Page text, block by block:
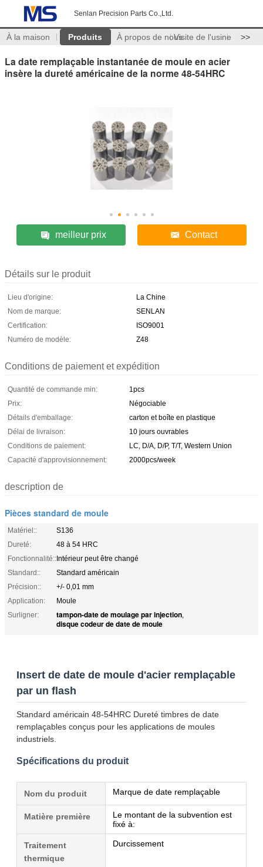
Senlan Precision Parts Co.,Ltd.
À la maison Produits À propos de nousVisite de l'usine >>
La date remplaçable instantanée de moule en acier
insère la dureté américaine de la norme 48-54HRC
meilleur prix Contact
Détails sur le produit
Lieu d'origine:
La Chine
Nom de marque:
SENLAN
Certification:
ISO9001
Numéro de modèle:
Z48
Conditions de paiement et expédition
Quantité de commande min:
1pcs
Prix:
Négociable
Détails d'emballage:
carton et boîte en plastique
Délai de livraison:
10 jours ouvrables
Conditions de paiement:
LC, D/A, D/P, T/T, Western Union
Capacité d'approvisionnement:
2000pcs/week
description de
Pièces standard de moule
Matériel::
S136
Dureté:
48 à 54 HRC
Fonctionnalité::Intérieur peut être changé
Standard::
Standard américain
Précision::
+/- 0,01 mm
Application:
Moule
Surligner:
tampon-date de moulage par injection,
disque codeur de date de moule
Insert de date de moule d'acier remplaçable
par un flash
Standard américain 48-54HRC Dureté timbres de date
remplaçables conçus pour les applications de moules
industriels.
Spécifications du produit
Nom du produit Marque de date remplaçable
Matière première
Le montant de la subvention est
fixé à:
Traitement
thermique
Durcissement